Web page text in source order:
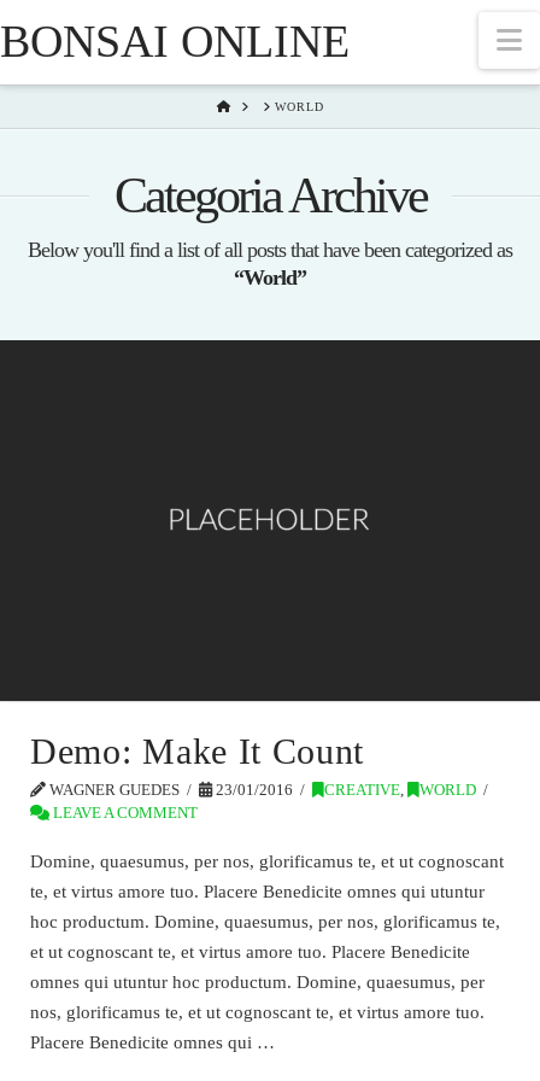
BONSAI ONLINE
HOME WORLD
Categoria Archive
Below you'll find a list of all posts that have been categorized as
“World”
Demo: Make It Count
WAGNER GUEDES 23/01/2016 CREATIVE
WORLD
LEAVE A COMMENT
Domine, quaesumus, per nos, glorificamus te, et ut cognoscant
te, et virtus amore tuo. Placere Benedicite omnes qui utuntur
hoc productum. Domine, quaesumus, per nos, glorificamus te,
et ut cognoscant te, et virtus amore tuo. Placere Benedicite
omnes qui utuntur hoc productum. Domine, quaesumus, per
nos, glorificamus te, et ut cognoscant te, et virtus amore tuo.
Placere Benedicite omnes qui …